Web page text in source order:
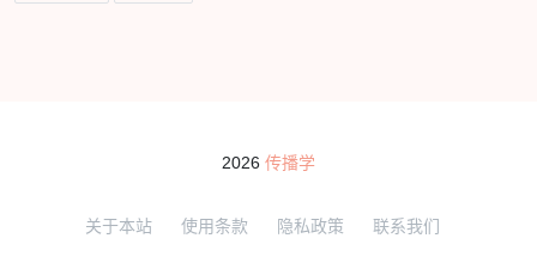
2026 传播学
关于本站 使用条款 隐私政策 联系我们